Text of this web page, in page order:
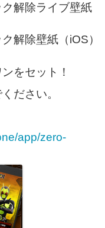
ク解除ライブ壁紙
解除壁紙（iOS）
をセット！
ださい。
app/zero-